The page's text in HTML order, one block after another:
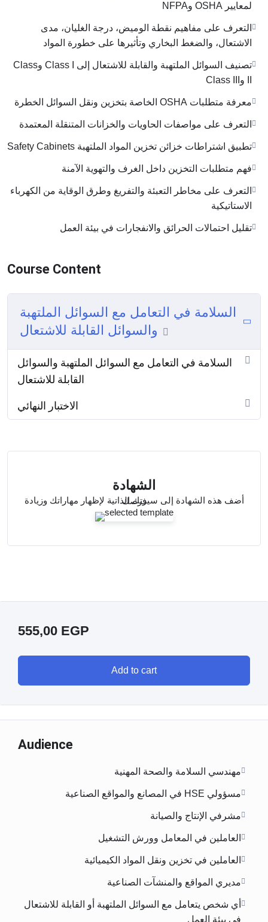
لمعايير OSHA وNFPA
التعرف على مفاهيم نقطة الوميض، درجة الغليان، مدى
الاشتعال، والضغط البخاري وتأثيرها على خطورة المواد
تصنيف السوائل الملتهبة والقابلة للاشتعال إلى Class I وClass
معرفة متطلبات OSHA الخاصة بتخزين ونقل السوائل الخطرة
التعرف على مواصفات الحاويات والخزانات المتنقلة المعتمدة
تطبيق اشتراطات خزائن تخزين المواد الملتهبة Safety Cabinets
فهم متطلبات التخزين داخل الغرف والتهوية الآمنة
التعرف على مخاطر التعبئة والتفريغ وطرق الوقاية من الكهرباء
الاستاتيكية
تقليل احتمالات الحرائق والانفجارات في بيئة العمل
Course Content
السلامة في التعامل مع السوائل الملتهبة
والسوائل القابلة للاشتعال
السلامة في التعامل مع السوائل الملتهبة والسوائل
القابلة للاشتعال
الاختبار النهائي
الشهادة
أضف هذه الشهادة إلى سيرتك الذاتية لإظهار مهاراتك وزيادة فرصك
555,00 EGP
Add to cart
Audience
مهندسي السلامة والصحة المهنية
مسؤولي HSE في المصانع والمواقع الصناعية
مشرفي الإنتاج والصيانة
العاملين في المعامل وورش التشغيل
العاملين في تخزين ونقل المواد الكيميائية
مديري المواقع والمنشآت الصناعية
أي شخص يتعامل مع السوائل الملتهبة أو القابلة للاشتعال
في بيئة العمل